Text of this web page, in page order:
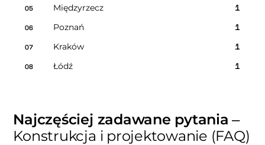
05 Międzyrzecz 1
06 Poznań 1
07 Kraków 1
08 Łódź 1
Najczęściej zadawane pytania –
Konstrukcja i projektowanie (FAQ)